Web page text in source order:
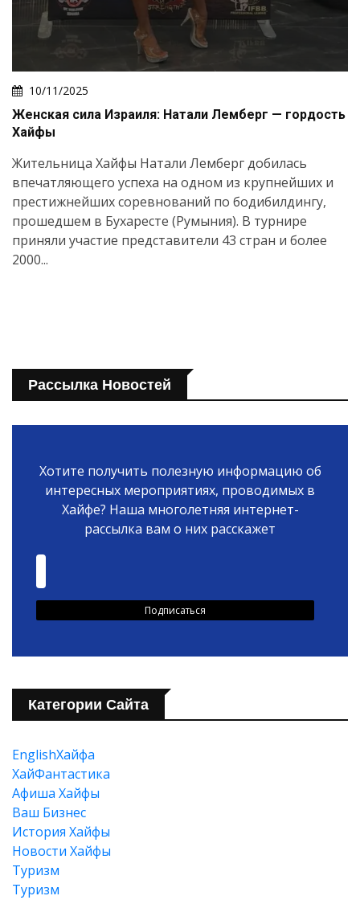
10/11/2025
Женская сила Израиля: Натали Лемберг — гордость
Хайфы
Жительница Хайфы Натали Лемберг добилась
впечатляющего успеха на одном из крупнейших и
престижнейших соревнований по бодибилдингу,
прошедшем в Бухаресте (Румыния). В турнире
приняли участие представители 43 стран и более
2000...
Рассылка Новостей
Хотите получить полезную информацию об
интересных мероприятиях, проводимых в
Хайфе? Наша многолетняя интернет-
рассылка вам о них расскажет
Категории Сайта
EnglishХайфа
XайФантастика
Афиша Хайфы
Ваш Бизнес
История Хайфы
Новости Хайфы
Туризм
Туризм